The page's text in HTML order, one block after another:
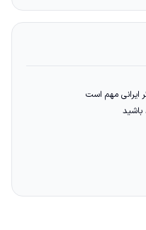
ایرانی مهم است
باشید